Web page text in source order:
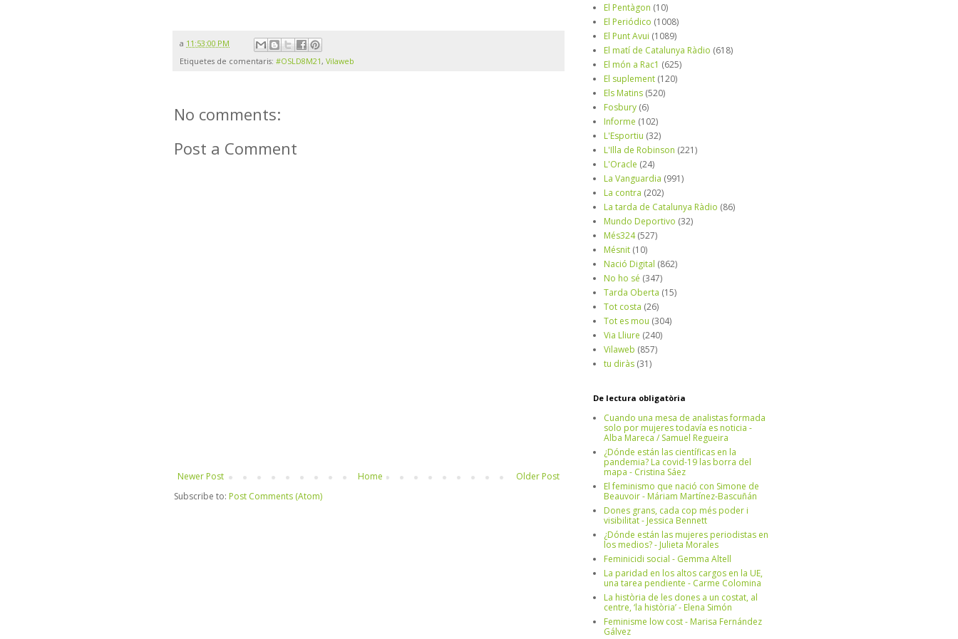
a 11:53:00 PM
Etiquetes de comentaris: #OSLD8M21 , Vilaweb
No comments:
Post a Comment
Newer Post Older Post
Home
Subscribe to: Post Comments (Atom)
El Pentàgon (10)
El Periódico (1008)
El Punt Avui (1089)
El matí de Catalunya Ràdio (618)
El món a Rac1 (625)
El suplement (120)
Els Matins (520)
Fosbury (6)
Informe (102)
L'Esportiu (32)
L'Illa de Robinson (221)
L'Oracle (24)
La Vanguardia (991)
La contra (202)
La tarda de Catalunya Ràdio (86)
Mundo Deportivo (32)
Més324 (527)
Mésnit (10)
Nació Digital (862)
No ho sé (347)
Tarda Oberta (15)
Tot costa (26)
Tot es mou (304)
Via Lliure (240)
Vilaweb (857)
tu diràs (31)
De lectura obligatòria
Cuando una mesa de analistas formada
solo por mujeres todavía es noticia -
Alba Mareca / Samuel Regueira
¿Dónde están las científicas en la
pandemia? La covid-19 las borra del
mapa - Cristina Sáez
El feminismo que nació con Simone de
Beauvoir - Máriam Martínez-Bascuñán
Dones grans, cada cop més poder i
visibilitat - Jessica Bennett
¿Dónde están las mujeres periodistas en
los medios? - Julieta Morales
Feminicidi social - Gemma Altell
La paridad en los altos cargos en la UE,
una tarea pendiente - Carme Colomina
La història de les dones a un costat, al
centre, ‘la història’ - Elena Simón
Feminisme low cost - Marisa Fernández
Gálvez